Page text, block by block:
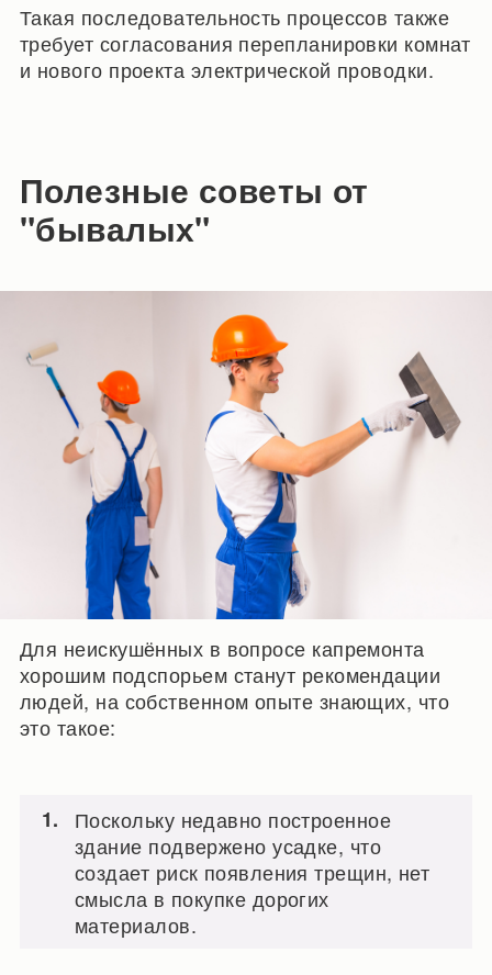
Такая последовательность процессов также
требует согласования перепланировки комнат
и нового проекта электрической проводки.
Полезные советы от
"бывалых"
Для неискушённых в вопросе капремонта
хорошим подспорьем станут рекомендации
людей, на собственном опыте знающих, что
это такое:
Поскольку недавно построенное
здание подвержено усадке, что
создает риск появления трещин, нет
смысла в покупке дорогих
материалов.